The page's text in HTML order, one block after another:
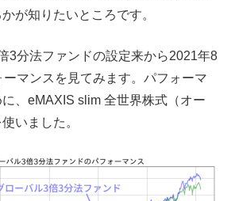
が知りたいところです。
3分法ファンドの設定来から2021年8
ーマンスを見てみます。パフォーマ
、eMAXIS slim 全世界株式（オー
いました。